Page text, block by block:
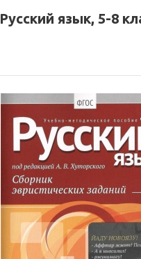
Русский язык, 5-8